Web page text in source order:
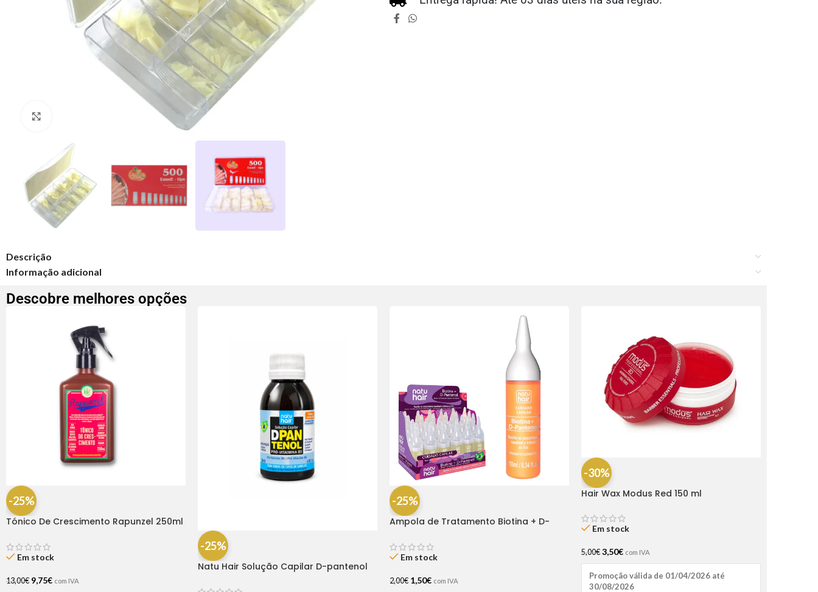
Descrição
Informação adicional
Descobre melhores opções
-25%
Tónico De Crescimento Rapunzel 250ml
Em stock
13,00€ 9,75€ com IVA
-25%
Natu Hair Solução Capilar D-pantenol
-25%
Ampola de Tratamento Biotina + D-
Em stock
2,00€ 1,50€ com IVA
-30%
Hair Wax Modus Red 150 ml
Em stock
5,00€ 3,50€ com IVA
Promoção válida de 01/04/2026 até
30/08/2026